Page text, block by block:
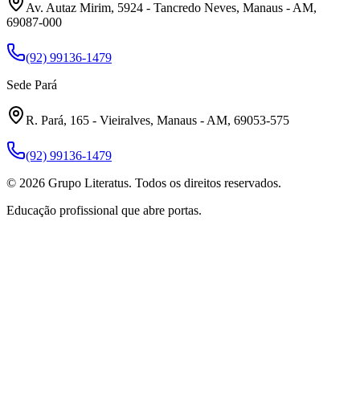
Av. Autaz Mirim, 5924 - Tancredo Neves, Manaus - AM,
69087-000
(92) 99136-1479
Sede Pará
R. Pará, 165 - Vieiralves, Manaus - AM, 69053-575
(92) 99136-1479
© 2026 Grupo Literatus. Todos os direitos reservados.
Educação profissional que abre portas.